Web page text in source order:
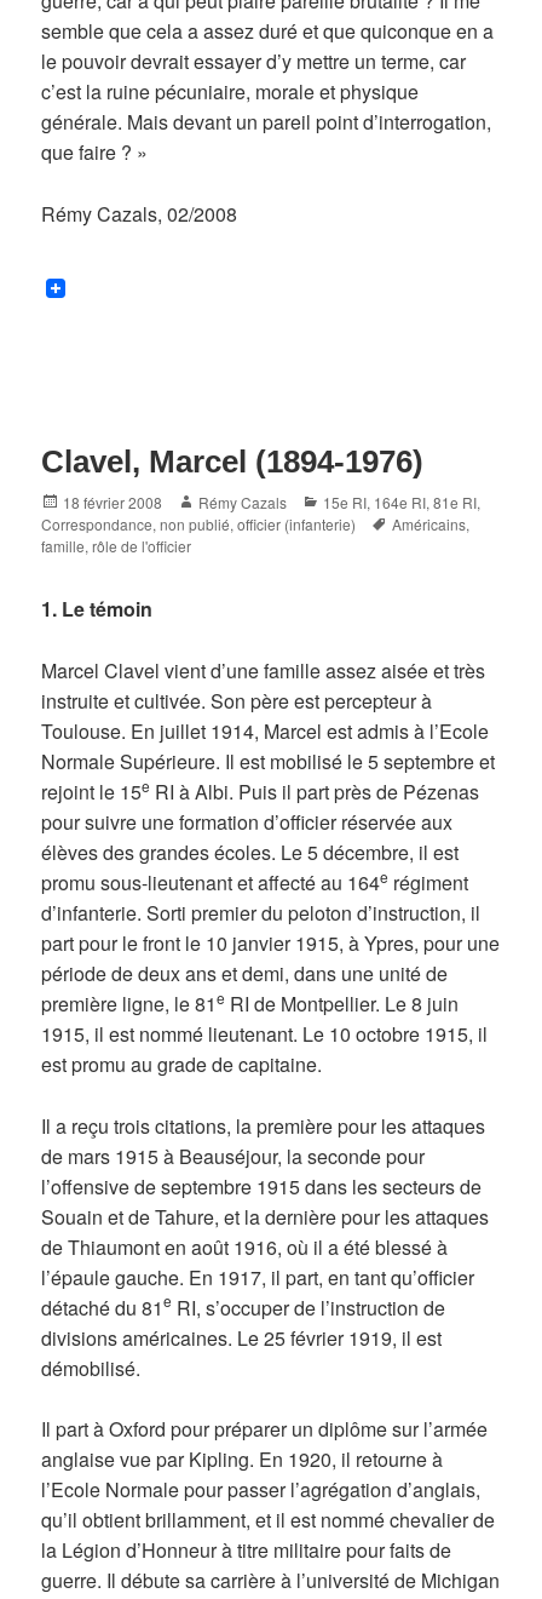
semble que cela a assez duré et que quiconque en a
le pouvoir devrait essayer d’y mettre un terme, car
c’est la ruine pécuniaire, morale et physique
générale. Mais devant un pareil point d’interrogation,
que faire ? »
Rémy Cazals, 02/2008
Clavel, Marcel (1894-1976)
Posted
on
18 février 2008 Author
Rémy Cazals Categories
15e RI, 164e RI,81e RI,
Correspondance,non publié,officier (infanterie) Tags
Américains,
famille,rôle de l'officier
1. Le témoin
Marcel Clavel vient d’une famille assez aisée et très
instruite et cultivée. Son père est percepteur à
Toulouse. En juillet 1914, Marcel est admis à l’Ecole
Normale Supérieure. Il est mobilisé le 5 septembre et
rejoint le 15e RI à Albi. Puis il part près de Pézenas
pour suivre une formation d’officier réservée aux
élèves des grandes écoles. Le 5 décembre, il est
promu sous-lieutenant et affecté au 164e régiment
d’infanterie. Sorti premier du peloton d’instruction, il
part pour le front le 10 janvier 1915, à Ypres, pour une
période de deux ans et demi, dans une unité de
première ligne, le 81e RI de Montpellier. Le 8 juin
1915, il est nommé lieutenant. Le 10 octobre 1915, il
est promu au grade de capitaine.
Il a reçu trois citations, la première pour les attaques
de mars 1915 à Beauséjour, la seconde pour
l’offensive de septembre 1915 dans les secteurs de
Souain et de Tahure, et la dernière pour les attaques
de Thiaumont en août 1916, où il a été blessé à
l’épaule gauche. En 1917, il part, en tant qu’officier
détaché du 81e RI, s’occuper de l’instruction de
divisions américaines. Le 25 février 1919, il est
démobilisé.
Il part à Oxford pour préparer un diplôme sur l’armée
anglaise vue par Kipling. En 1920, il retourne à
l’Ecole Normale pour passer l’agrégation d’anglais,
qu’il obtient brillamment, et il est nommé chevalier de
la Légion d’Honneur à titre militaire pour faits de
guerre. Il débute sa carrière à l’université de Michigan